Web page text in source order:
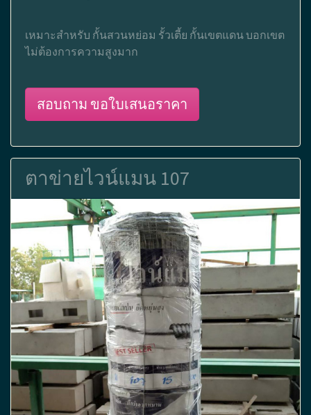
เหมาะสำหรับ กั้นสวนหย่อม รั้วเตี้ย กั้นเขตแดน บอกเขต
ไม่ต้องการความสูงมาก
สอบถาม ขอใบเสนอราคา
ตาข่ายไวน์แมน 107